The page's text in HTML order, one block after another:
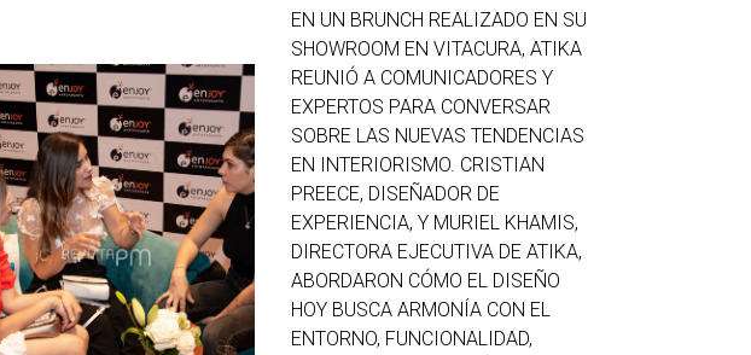
EN UN BRUNCH REALIZADO EN SU
SHOWROOM EN VITACURA, ATIKA
REUNIÓ A COMUNICADORES Y
EXPERTOS PARA CONVERSAR
SOBRE LAS NUEVAS TENDENCIAS
EN INTERIORISMO. CRISTIAN
PREECE, DISEÑADOR DE
EXPERIENCIA, Y MURIEL KHAMIS,
DIRECTORA EJECUTIVA DE ATIKA,
ABORDARON CÓMO EL DISEÑO
HOY BUSCA ARMONÍA CON EL
ENTORNO, FUNCIONALIDAD,